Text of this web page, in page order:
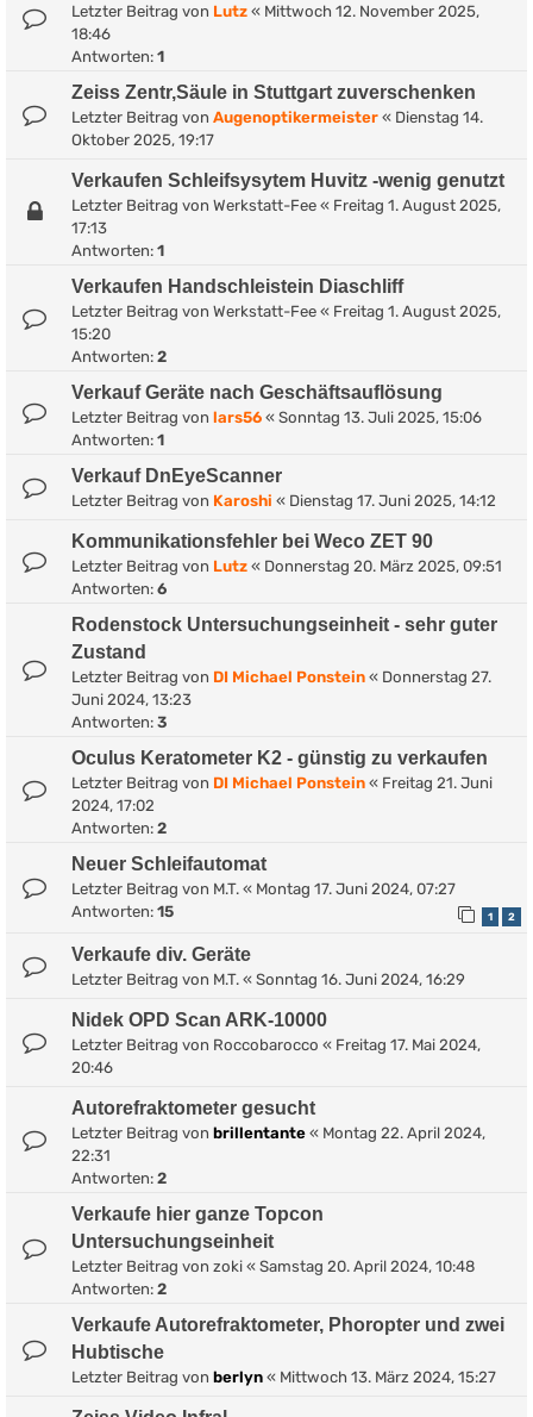
Letzter Beitrag von Lutz « Mittwoch 12. November 2025,
18:46
Antworten: 1
Zeiss Zentr,Säule in Stuttgart zuverschenken
Letzter Beitrag von Augenoptikermeister « Dienstag 14.
Oktober 2025, 19:17
Verkaufen Schleifsysytem Huvitz -wenig genutzt
Letzter Beitrag von Werkstatt-Fee « Freitag 1. August 2025,
17:13
Antworten: 1
Verkaufen Handschleistein Diaschliff
Letzter Beitrag von Werkstatt-Fee « Freitag 1. August 2025,
15:20
Antworten: 2
Verkauf Geräte nach Geschäftsauflösung
Letzter Beitrag von lars56 « Sonntag 13. Juli 2025, 15:06
Antworten: 1
Verkauf DnEyeScanner
Letzter Beitrag von Karoshi « Dienstag 17. Juni 2025, 14:12
Kommunikationsfehler bei Weco ZET 90
Letzter Beitrag von Lutz « Donnerstag 20. März 2025, 09:51
Antworten: 6
Rodenstock Untersuchungseinheit - sehr guter
Zustand
Letzter Beitrag von DI Michael Ponstein « Donnerstag 27.
Juni 2024, 13:23
Antworten: 3
Oculus Keratometer K2 - günstig zu verkaufen
Letzter Beitrag von DI Michael Ponstein « Freitag 21. Juni
2024, 17:02
Antworten: 2
Neuer Schleifautomat
Letzter Beitrag von M.T. « Montag 17. Juni 2024, 07:27
Antworten: 15 1 2
Verkaufe div. Geräte
Letzter Beitrag von M.T. « Sonntag 16. Juni 2024, 16:29
Nidek OPD Scan ARK-10000
Letzter Beitrag von Roccobarocco « Freitag 17. Mai 2024,
20:46
Autorefraktometer gesucht
Letzter Beitrag von brillentante « Montag 22. April 2024,
22:31
Antworten: 2
Verkaufe hier ganze Topcon
Untersuchungseinheit
Letzter Beitrag von zoki « Samstag 20. April 2024, 10:48
Antworten: 2
Verkaufe Autorefraktometer, Phoropter und zwei
Hubtische
Letzter Beitrag von berlyn « Mittwoch 13. März 2024, 15:27